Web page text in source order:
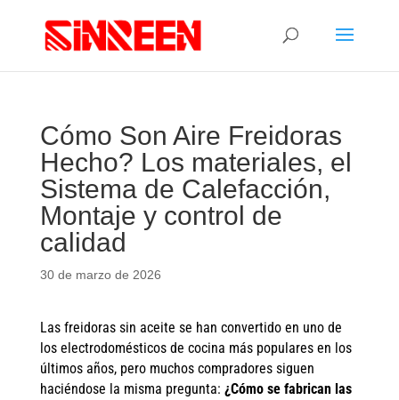
Cómo Son Aire Freidoras
Hecho? Los materiales, el
Sistema de Calefacción,
Montaje y control de
calidad
30 de marzo de 2026
Las freidoras sin aceite se han convertido en uno de
los electrodomésticos de cocina más populares en los
últimos años, pero muchos compradores siguen
haciéndose la misma pregunta: ¿Cómo se fabrican las